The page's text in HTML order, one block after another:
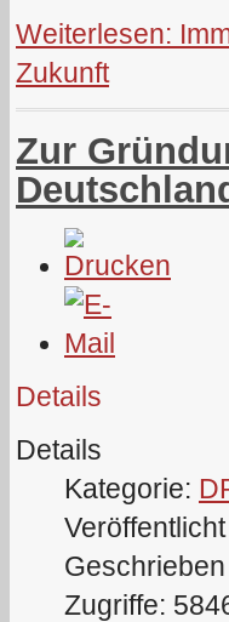
Weiterlesen:
Zukunft
Zur
Details
Details
Kategorie:
Zugriffe: